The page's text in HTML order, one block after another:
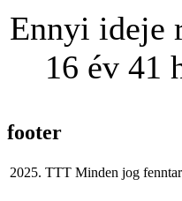
Ennyi ideje
16 év 41
footer
2025. TTT Minden jog